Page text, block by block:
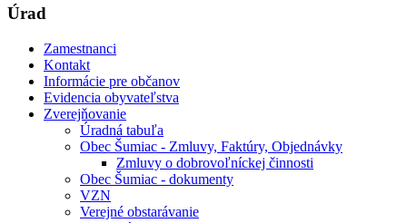
Úrad
Zamestnanci
Kontakt
Informácie pre občanov
Evidencia obyvateľstva
Zverejňovanie
Úradná tabuľa
Obec Šumiac - Zmluvy, Faktúry, Objednávky
Zmluvy o dobrovoľníckej činnosti
Obec Šumiac - dokumenty
VZN
Verejné obstarávanie